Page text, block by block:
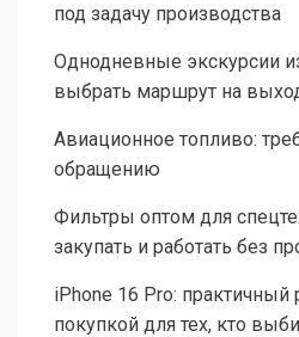
под задачу производства
Однодневные экскурсии
выбрать маршрут на
Авиационное топливо:
обращению
Фильтры оптом для
закупать и работать без
iPhone 16 Pro: практичный
покупкой для тех, кто